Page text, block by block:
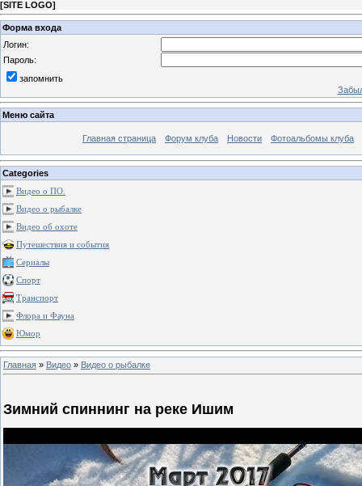
[SITE LOGO]
Форма входа
Логин:
Пароль:
запомнить
Меню сайта
Главная страница Форум клуба Новости Фотоальбомы клуба
Categories
Видео о ПО.
Видео о рыбалке
Видео об охоте
Путешествия и события
Сериалы
Спорт
Транспорт
Флора и Фауна
Юмор
Главная » Видео » Видео о рыбалке
Зимний спиннинг на реке Ишим